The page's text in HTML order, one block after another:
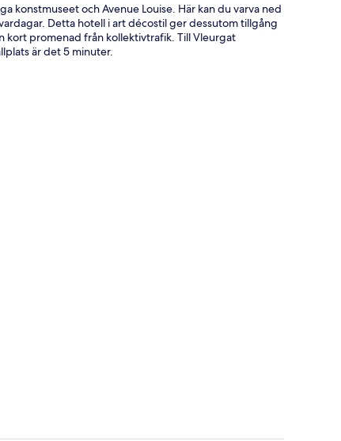
konstmuseet och Avenue Louise. Här kan du varva ned
Detta hotell i art décostil ger dessutom tillgång
kort promenad från kollektivtrafik. Till Vleurgat
är det 5 minuter.